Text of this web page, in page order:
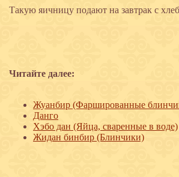
Такую яичницу подают на завтрак с
Читайте далее:
Жуанбир (Фаршированные
Данго
Хэбо дан (Яйца, сваренные в воде)
Жидан бинбир (Блинчики)